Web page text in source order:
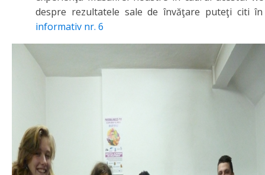
despre rezultatele sale de învăţare puteţi citi
informativ nr. 6